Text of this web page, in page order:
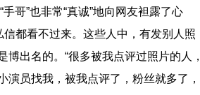
哥”也非常“真诚”地向网友袒露了心
信都看不过来。这些人中，有发别人照
出名的。“很多被我点评过照片的人，
员找我，被我点评了，粉丝就多了，